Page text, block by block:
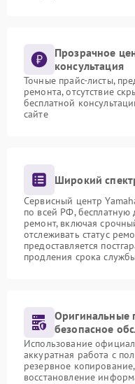
Прозрачное
консультация
Точные прайс-листы,
ремонта, отсутствие
бесплатной
сайте
Широкий
Сервисный центр
по всей РФ, бесплатную
ремонт, включая
отслеживать статус
предоставляется
продления срока
Оригинальные
безопасное
Использование
аккуратная работа с
резервное
восстановление